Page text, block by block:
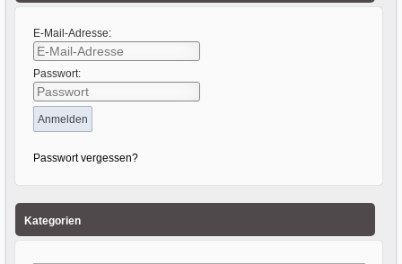
E-Mail-Adresse:
Passwort:
Passwort vergessen?
Kategorien